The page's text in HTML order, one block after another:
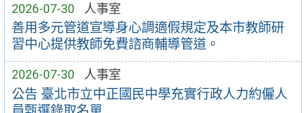
2026-07-30 人事室
善用多元管道宣導身心調適假規定及本市教師研
習中心提供教師免費諮商輔導管道。
2026-07-30 人事室
公告 臺北市立中正國民中學充實行政人力約僱人